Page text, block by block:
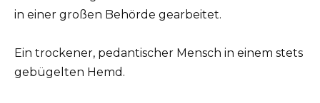
in einer großen Behörde gearbeitet.
Ein trockener, pedantischer Mensch in einem stets
gebügelten Hemd.